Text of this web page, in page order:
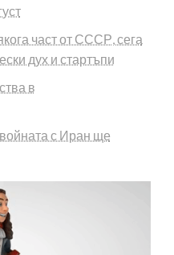
част от СССР, сега
дух и стартъпи
в
с Иран ще